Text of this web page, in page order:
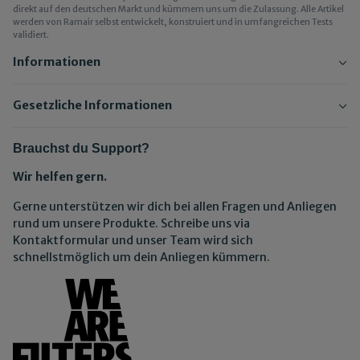
direkt auf den deutschen Markt und kümmern uns um die Zulassung. Alle Artikel
werden von Ramair selbst entwickelt, konstruiert und in umfangreichen Tests
validiert.
Informationen
Gesetzliche Informationen
Brauchst du Support?
Wir helfen gern.
Gerne unterstützen wir dich bei allen Fragen und Anliegen
rund um unsere Produkte. Schreibe uns via
Kontaktformular und unser Team wird sich
schnellstmöglich um dein Anliegen kümmern.